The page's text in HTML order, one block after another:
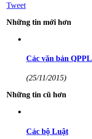
Tweet
Những tin mới hơn
Các văn bản QPPL
(25/11/2015)
Những tin cũ hơn
Các bộ Luật